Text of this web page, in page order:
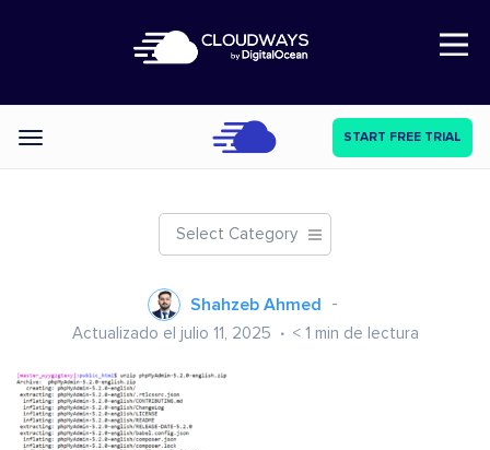
Open Nav
Categories START FREE TRIAL
Select Category
Shahzeb Ahmed
Actualizado el julio 11, 2025 < 1 min de lectura